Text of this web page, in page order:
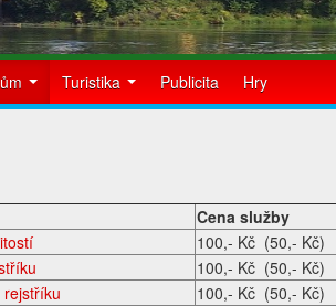
Turistika Publicita Hry
Cena služby
100,- Kč (50,- Kč)
100,- Kč (50,- Kč)
rejstříku
100,- Kč (50,- Kč)